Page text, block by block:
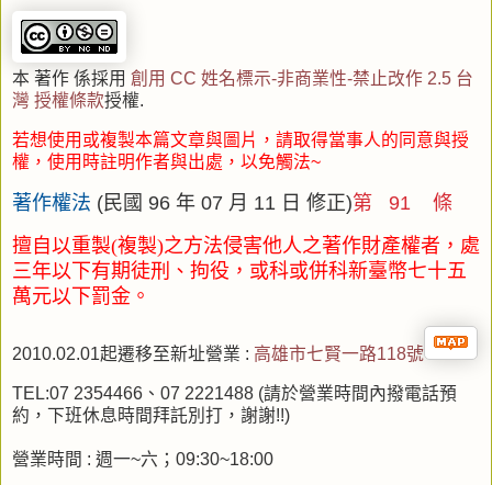
本 著作 係採用 創用 CC 姓名標示-非商業性-禁止改作 2.5 台
灣 授權條款授權.
若想使用或複製本篇文章與圖片，請取得當事人的同意與授
權，使用時註明作者與出處，以免觸法~
著作權法 (民國 96 年 07 月 11 日 修正)第 91 條
擅自以重製(複製)之方法侵害他人之著作財產權者，處
三年以下有期徒刑、拘役 ，或科或併科新臺幣七十五
萬元以下罰金。
2010.02.01起遷移至新址營業 : 高雄市七賢一路118號
TEL:07 2354466、07 2221488 (請於營業時間內撥電話預
約，下班休息時間拜託別打，謝謝!!)
營業時間 : 週一~六；09:30~18:00